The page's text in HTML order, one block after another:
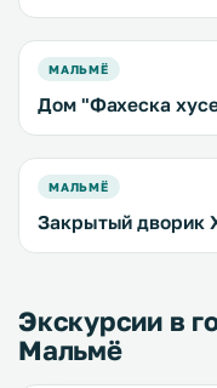
МАЛЬМЁ
Дом "Фахеска
МАЛЬМЁ
Закрытый дворик
Экскурсии в
Мальмё